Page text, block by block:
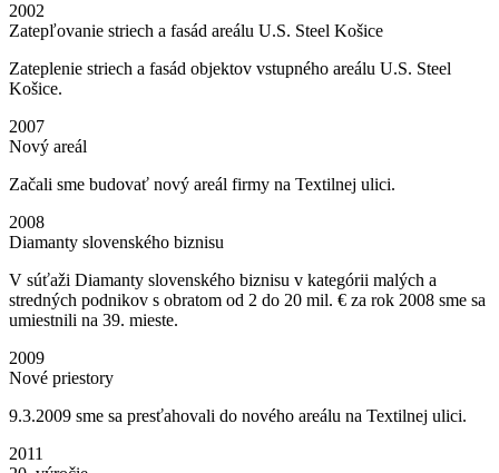
2002
Zatepľovanie striech a fasád areálu U.S. Steel Košice
Zateplenie striech a fasád objektov vstupného areálu U.S. Steel
Košice.
2007
Nový areál
Začali sme budovať nový areál firmy na Textilnej ulici.
2008
Diamanty slovenského biznisu
V súťaži Diamanty slovenského biznisu v kategórii malých a
stredných podnikov s obratom od 2 do 20 mil. € za rok 2008 sme sa
umiestnili na 39. mieste.
2009
Nové priestory
9.3.2009 sme sa presťahovali do nového areálu na Textilnej ulici.
2011